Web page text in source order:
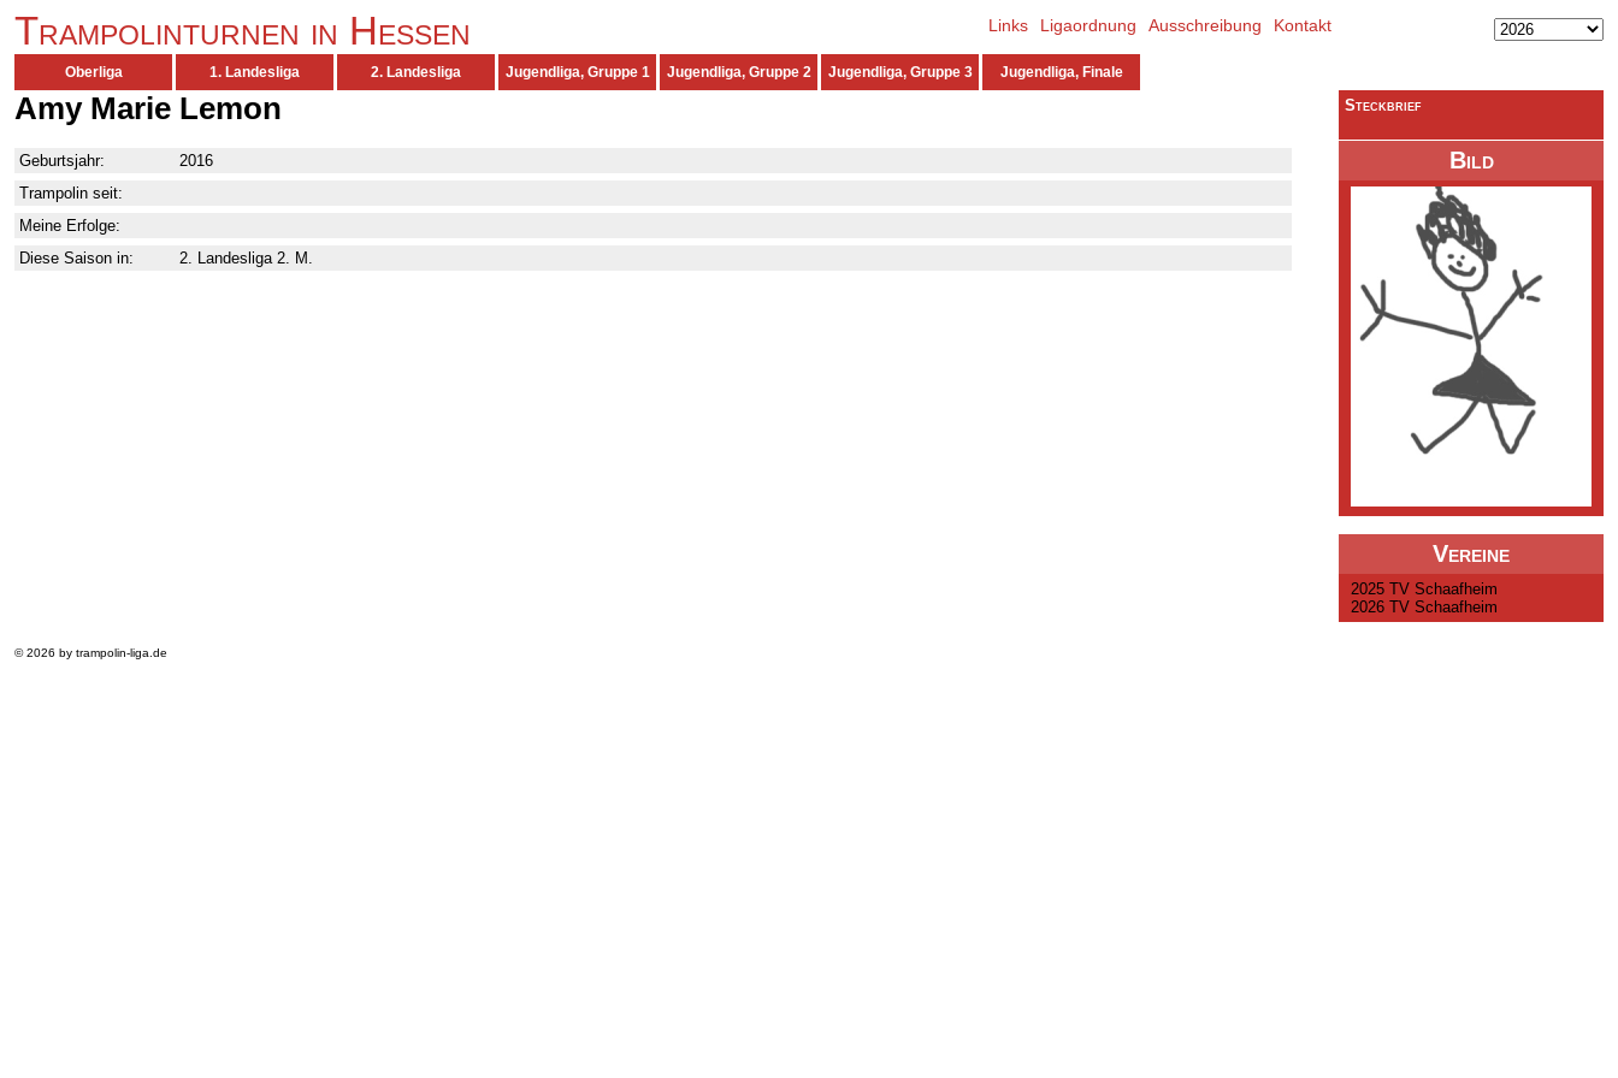
Trampolinturnen in Hessen Links Ligaordnung Ausschreibung Kontakt
Oberliga 1. Landesliga 2. Landesliga Jugendliga, Gruppe 1 Jugendliga, Gruppe 2 Jugendliga, Gruppe 3 Jugendliga, Finale
Amy Marie Lemon
Bild
Vereine
2025 TV Schaafheim
2026 TV Schaafheim
Steckbrief
Geburtsjahr:
2016
Trampolin seit:
Meine Erfolge:
Diese Saison in:
2. Landesliga 2. M.
© 2026 by trampolin-liga.de